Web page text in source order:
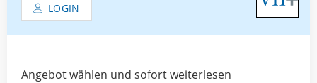
LOGIN
Angebot wählen und sofort weiterlesen